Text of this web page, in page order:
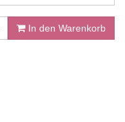
In den Warenkorb